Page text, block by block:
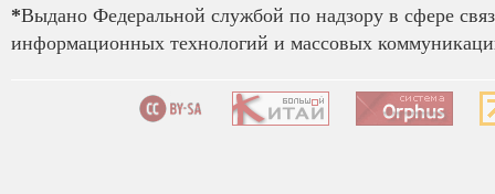
*Выдано Федеральной службой по надзору в сфере
информационных технологий и массовых